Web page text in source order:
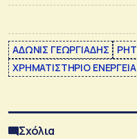
ΑΔΩΝΙΣ ΓΕΩΡΓΙΑΔΗΣ
ΧΡΗΜΑΤΙΣΤΗΡΙΟ
Σχόλια